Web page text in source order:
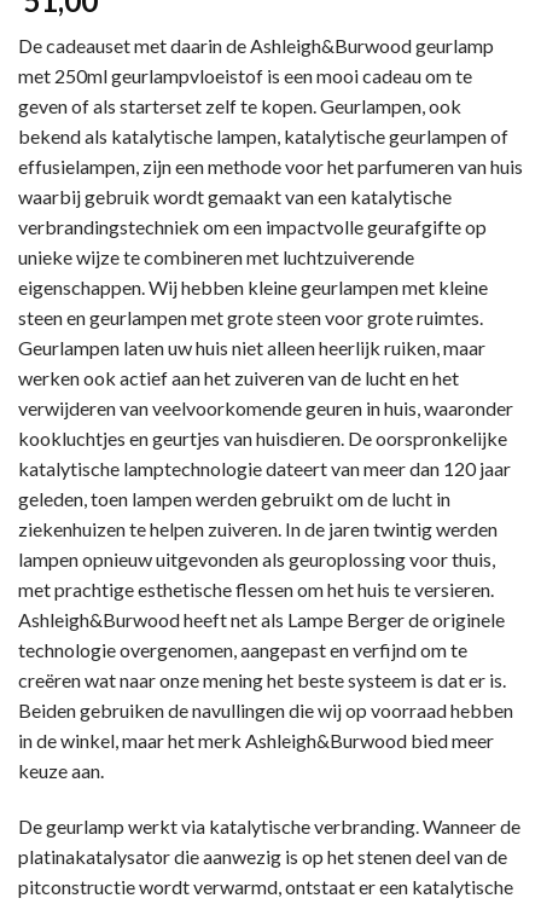
De cadeauset met daarin de Ashleigh&Burwood geurlamp
met 250ml geurlampvloeistof is een mooi cadeau om te
geven of als starterset zelf te kopen. Geurlampen, ook
bekend als katalytische lampen, katalytische geurlampen of
effusielampen, zijn een methode voor het parfumeren van huis
waarbij gebruik wordt gemaakt van een katalytische
verbrandingstechniek om een impactvolle geurafgifte op
unieke wijze te combineren met luchtzuiverende
eigenschappen. Wij hebben kleine geurlampen met kleine
steen en geurlampen met grote steen voor grote ruimtes.
Geurlampen laten uw huis niet alleen heerlijk ruiken, maar
werken ook actief aan het zuiveren van de lucht en het
verwijderen van veelvoorkomende geuren in huis, waaronder
kookluchtjes en geurtjes van huisdieren. De oorspronkelijke
katalytische lamptechnologie dateert van meer dan 120 jaar
geleden, toen lampen werden gebruikt om de lucht in
ziekenhuizen te helpen zuiveren. In de jaren twintig werden
lampen opnieuw uitgevonden als geuroplossing voor thuis,
met prachtige esthetische flessen om het huis te versieren.
Ashleigh&Burwood heeft net als Lampe Berger de originele
technologie overgenomen, aangepast en verfijnd om te
creëren wat naar onze mening het beste systeem is dat er is.
Beiden gebruiken de navullingen die wij op voorraad hebben
in de winkel, maar het merk Ashleigh&Burwood bied meer
keuze aan.
De geurlamp werkt via katalytische verbranding. Wanneer de
platinakatalysator die aanwezig is op het stenen deel van de
pitconstructie wordt verwarmd, ontstaat er een katalytische